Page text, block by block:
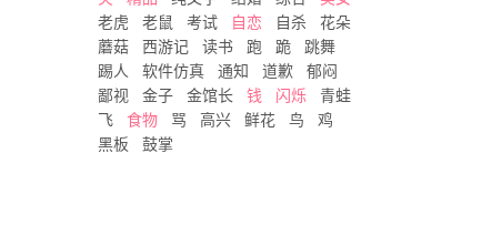
老虎
老鼠 考试 自恋 自杀
花朵
蘑菇
西游记 读书 跑 跪
跳舞
踢人
软件仿真 通知 道歉
郁闷
鄙视
金子 金馆长 钱 闪烁
青蛙
飞
食物 骂 高兴 鲜花 鸟
鸡
黑板
鼓掌